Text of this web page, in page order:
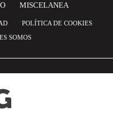
MISCELANEA
POLÍTICA DE COOKIES
SOMOS